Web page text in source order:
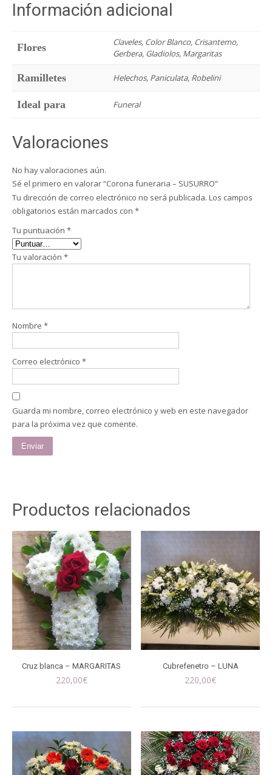
Información adicional
Flores
Claveles, Color Blanco, Crisantemo,
Gerbera, Gladiolos, Margaritas
Ramilletes Helechos, Paniculata, Robelini
Ideal para Funeral
Valoraciones
No hay valoraciones aún.
Sé el primero en valorar “Corona funeraria – SUSURRO”
Tu dirección de correo electrónico no será publicada. Los campos
obligatorios están marcados con *
Tu puntuación *
Tu valoración *
Nombre *
Correo electrónico *
Guarda mi nombre, correo electrónico y web en este navegador
para la próxima vez que comente.
Productos relacionados
Cruz blanca – MARGARITAS
220,00€
Cubrefenetro – LUNA
220,00€